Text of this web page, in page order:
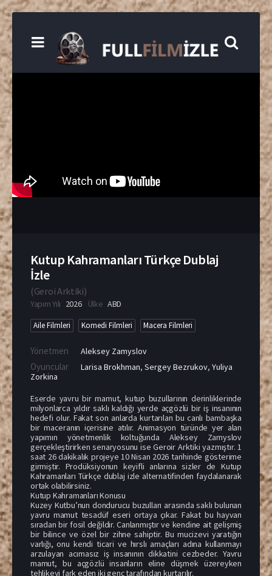
Kutup Kahramanları Türkçe Dublaj
İzle
(Geroi Arktiki)
Yapım Yılı 2026 Ülke ABD
Aile Filmleri Komedi Filmleri Macera Filmleri
Yönetmen Aleksey Zamyslov
Oyuncular Larisa Brokhman, Sergey Bezrukov, Yuliya
Zorkina
Eserde yavru bir mamut, kutup buzullarının derinliklerinde
milyonlarca yıldır saklı kaldığı yerde açgözlü bir iş insanının
hedefi olur. Fakat son anlarda kurtarılan bu canlı bambaşka
bir maceranın içerisine atılır. Animasyon türünde yer alan
yapımın yönetmenlik koltuğunda Aleksey Zamyslov
gerçekleştirirken senaryosunu ise Geroir Arktiki yazmıştır. 1
saat 26 dakikalık projeye 10 Nisan 2026 tarihinde gösterime
girmiştir. Prodüksiyonun keyifli anlarına sizler de Kutup
Kahramanları Türkçe dublaj izle alternatifinden faydalanarak
ortak olabilirsiniz.
Kutup Kahramanları Konusu
Kuzey Kutbu’nun dondurucu buzulları arasında saklı bulunan
yavru mamut tesadüf eseri ortaya çıkar. Fakat bu hayvan
sıradan bir fosil değildir. Canlanmıştır ve kendine ait gelişmiş
bir bilince ve özel bir zihne sahiptir. Bu mucizevi yaratığın
varlığı, onu kendi ticari ve hırslı amaçları adına kullanmayı
arzulayan acımasız iş insanının dikkatini cezbeder. Yavru
mamut, bu açgözlü insanların eline düşmek üzereyken
tehlikeyi fark eden iki genç tarafından kurtarılır.